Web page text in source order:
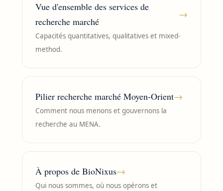
Vue d'ensemble des services de
recherche marché
→
Capacités quantitatives, qualitatives et mixed-
method.
Pilier recherche marché Moyen-Orient→
Comment nous menons et gouvernons la
recherche au MENA.
À propos de BioNixus→
Qui nous sommes, où nous opérons et